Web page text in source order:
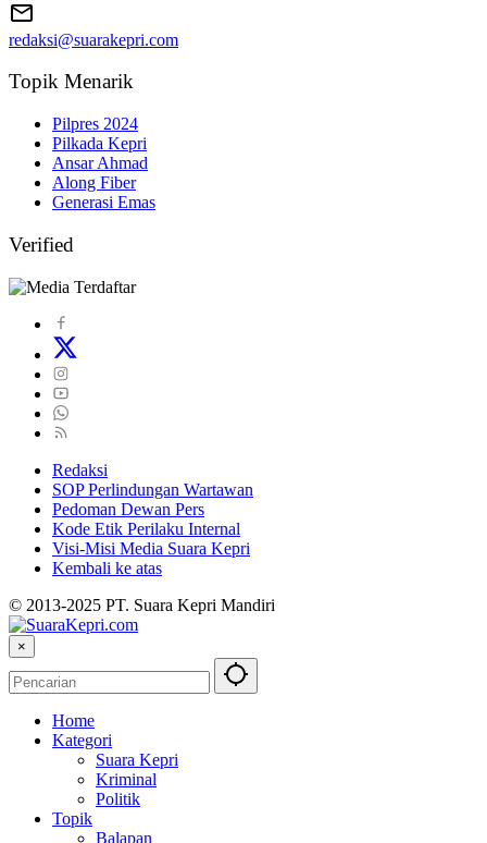
redaksi@suarakepri.com
Topik Menarik
Pilpres 2024
Pilkada Kepri
Ansar Ahmad
Along Fiber
Generasi Emas
Verified
Redaksi
SOP Perlindungan Wartawan
Pedoman Dewan Pers
Kode Etik Perilaku Internal
Visi-Misi Media Suara Kepri
Kembali ke atas
© 2013-2025 PT. Suara Kepri Mandiri
×
Home
Kategori
Suara Kepri
Kriminal
Politik
Topik
Balapan